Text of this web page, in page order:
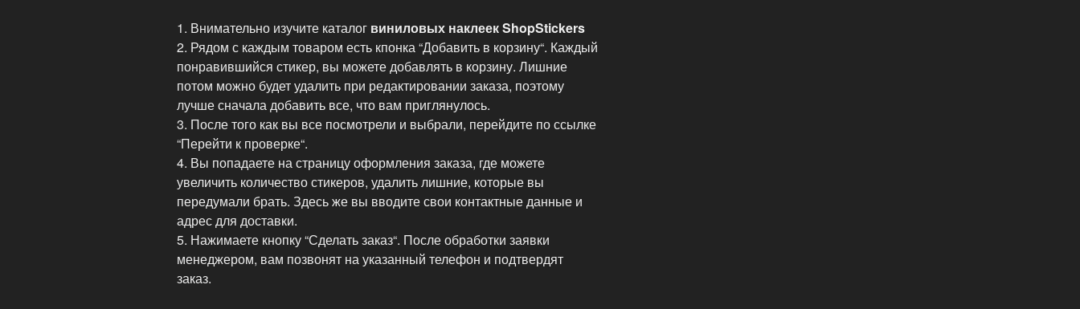
1. Внимательно изучите каталог виниловых наклеек ShopStickers
2. Рядом с каждым товаром есть кпонка “Добавить в корзину“. Каждый
понравившийся стикер, вы можете добавлять в корзину. Лишние
потом можно будет удалить при редактировании заказа, поэтому
лучше сначала добавить все, что вам приглянулось.
3. После того как вы все посмотрели и выбрали, перейдите по ссылке
“Перейти к проверке“.
4. Вы попадаете на страницу оформления заказа, где можете
увеличить количество стикеров, удалить лишние, которые вы
передумали брать. Здесь же вы вводите свои контактные данные и
адрес для доставки.
5. Нажимаете кнопку “Сделать заказ“. После обработки заявки
менеджером, вам позвонят на указанный телефон и подтвердят
заказ.